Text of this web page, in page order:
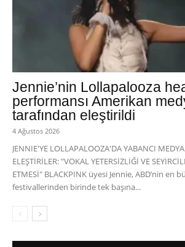
Jennie’nin Lollapalooza
performansı Amerikan
tarafından eleştirildi
4 Ağustos 2026
JENNIE'YE LOLLAPALOOZA'DA YABANCI
ELEŞTİRİLER: "VOKAL YETERSİZLİĞİ VE
ETMESİ" BLACKPINK üyesi Jennie, ABD’nin en
festivallerinden birinde tek başına...